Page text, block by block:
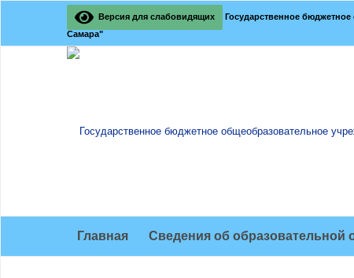
Версия для слабовидящих
Государственное
Самара"
Главная Сведения об образовательной